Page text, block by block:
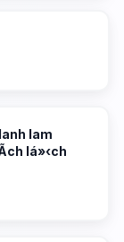
lam
lá»‹ch